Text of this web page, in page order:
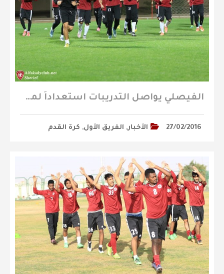
الفيصلي يواصل التدريبات استعداداً لملاقاة هجر ( تقرير مصور )
27/02/2016 الأخبار, الفريق الأول, كرة القدم